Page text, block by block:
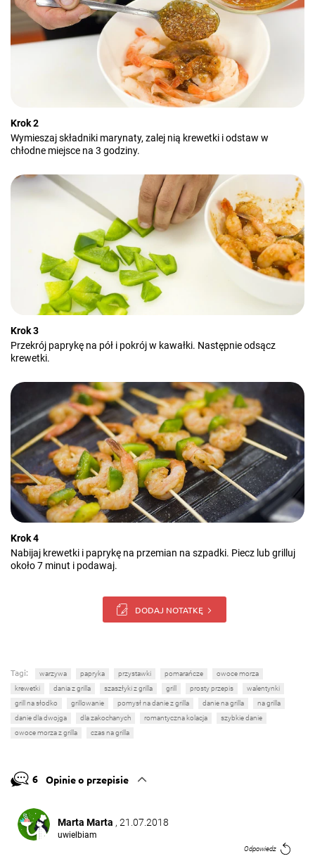
Krok 2
Wymieszaj składniki marynaty, zalej nią krewetki i odstaw w
chłodne miejsce na 3 godziny.
Krok 3
Przekrój paprykę na pół i pokrój w kawałki. Następnie odsącz
krewetki.
Krok 4
Nabijaj krewetki i paprykę na przemian na szpadki. Piecz lub grilluj
około 7 minut i podawaj.
DODAJ NOTATKĘ
Tagi: warzywa papryka przystawki pomarańcze
owoce morza
krewetki
dania z grilla szaszłyki z grilla grill prosty przepis
walentynki
grill na słodko
grillowanie pomysł na danie z grilla danie na grilla
na grilla
danie dla dwojga
dla zakochanych romantyczna kolacja
szybkie danie
owoce morza z grilla
czas na grilla
6 Opinie o przepisie
Marta Marta , 21.07.2018
uwielbiam
Odpowiedz